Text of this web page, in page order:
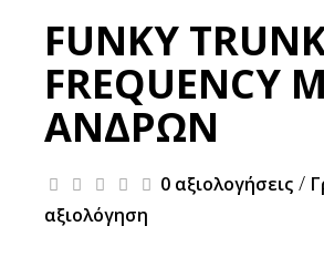
FUNKY
FREQUENCY
ΑΝΔΡΩΝ
0 αξιολογήσεις /
αξιολόγηση